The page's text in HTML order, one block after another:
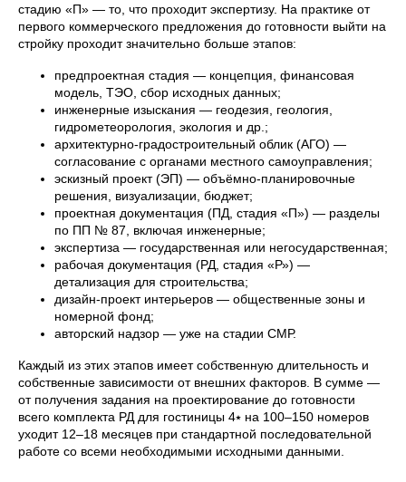
стадию «П» — то, что проходит экспертизу. На практике от
первого коммерческого предложения до готовности выйти на
стройку проходит значительно больше этапов:
предпроектная стадия — концепция, финансовая
модель, ТЭО, сбор исходных данных;
инженерные изыскания — геодезия, геология,
гидрометеорология, экология и др.;
архитектурно-градостроительный облик (АГО) —
согласование с органами местного самоуправления;
эскизный проект (ЭП) — объёмно-планировочные
решения, визуализации, бюджет;
проектная документация (ПД, стадия «П») — разделы
по ПП № 87, включая инженерные;
экспертиза — государственная или негосударственная;
рабочая документация (РД, стадия «Р») —
детализация для строительства;
дизайн-проект интерьеров — общественные зоны и
номерной фонд;
авторский надзор — уже на стадии СМР.
Каждый из этих этапов имеет собственную длительность и
собственные зависимости от внешних факторов. В сумме —
от получения задания на проектирование до готовности
всего комплекта РД для гостиницы 4⭑ на 100–150 номеров
уходит 12–18 месяцев при стандартной последовательной
работе со всеми необходимыми исходными данными.